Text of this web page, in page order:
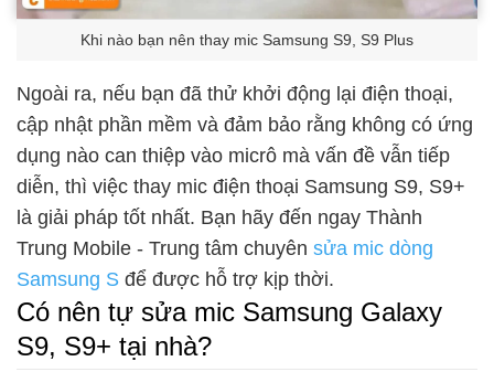
Khi nào bạn nên thay mic Samsung S9, S9 Plus
Ngoài ra, nếu bạn đã thử khởi động lại điện thoại,
cập nhật phần mềm và đảm bảo rằng không có ứng
dụng nào can thiệp vào micrô mà vấn đề vẫn tiếp
diễn, thì việc thay mic điện thoại Samsung S9, S9+
là giải pháp tốt nhất. Bạn hãy đến ngay Thành
Trung Mobile - Trung tâm chuyên sửa mic dòng
Samsung S để được hỗ trợ kịp thời.
Có nên tự sửa mic Samsung Galaxy
S9, S9+ tại nhà?